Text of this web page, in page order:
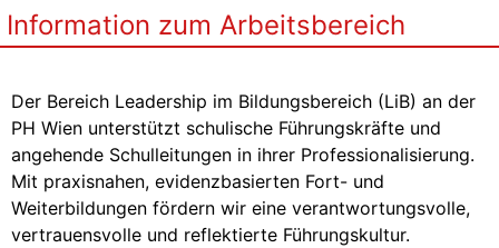
Information zum Arbeitsbereich
Der Bereich Leadership im Bildungsbereich (LiB) an der
PH Wien unterstützt schulische Führungskräfte und
angehende Schulleitungen in ihrer Professionalisierung.
Mit praxisnahen, evidenzbasierten Fort- und
Weiterbildungen fördern wir eine verantwortungsvolle,
vertrauensvolle und reflektierte Führungskultur.